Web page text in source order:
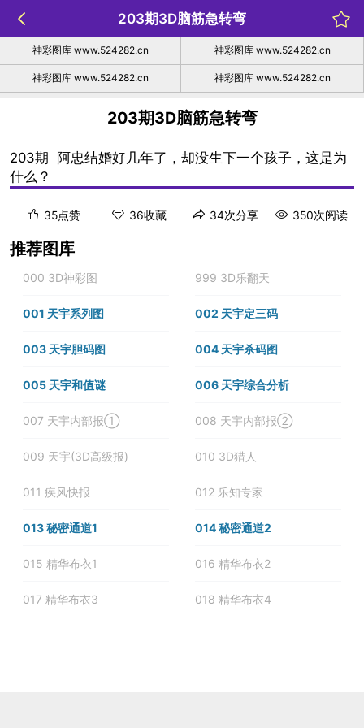
203期3D脑筋急转弯
神彩图库 www.524282.cn 神彩图库 www.524282.cn
神彩图库 www.524282.cn 神彩图库 www.524282.cn
203期3D脑筋急转弯
203期 阿忠结婚好几年了，却没生下一个孩子，这是为
什么？
35点赞 36收藏 34次分享 350次阅读
推荐图库
000 3D神彩图 999 3D乐翻天
001 天宇系列图 002 天宇定三码
003 天宇胆码图 004 天宇杀码图
005 天宇和值谜 006 天宇综合分析
007 天宇内部报① 008 天宇内部报②
009 天宇(3D高级报) 010 3D猎人
011 疾风快报 012 乐知专家
013 秘密通道1 014 秘密通道2
015 精华布衣1 016 精华布衣2
017 精华布衣3 018 精华布衣4